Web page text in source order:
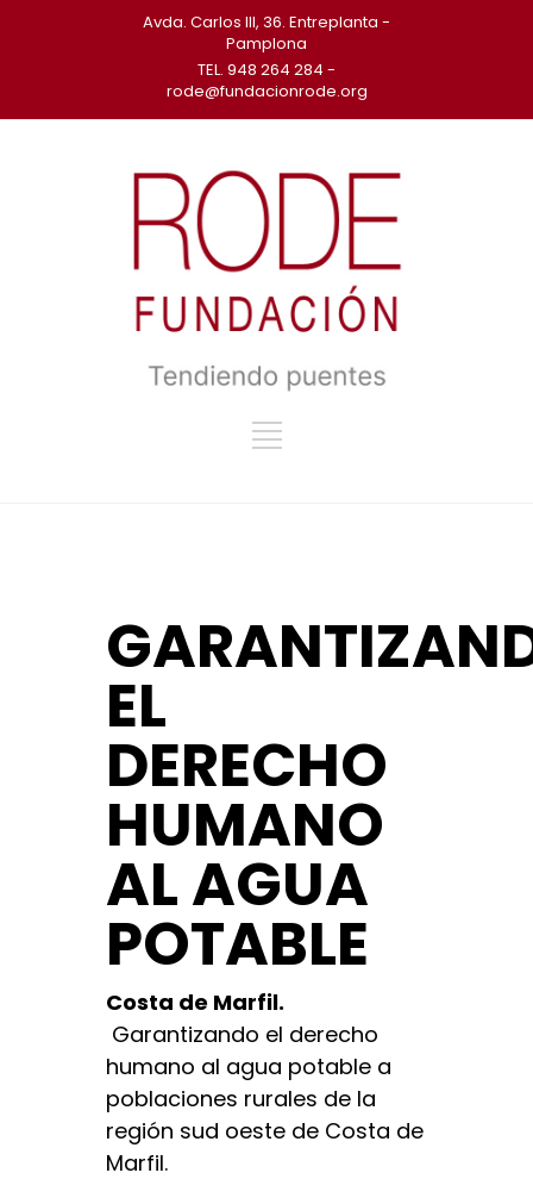
Avda. Carlos III, 36. Entreplanta -
Pamplona
TEL. 948 264 284 -
rode@fundacionrode.org
EL
DERECHO
HUMANO
AL AGUA
POTABLE
Costa de Marfil.
Garantizando el derecho
humano al agua potable a
poblaciones rurales de la
región sud oeste de Costa de
Marfil.